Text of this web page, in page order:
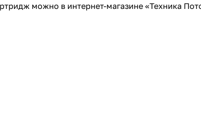
можно в интернет-магазине «Техника